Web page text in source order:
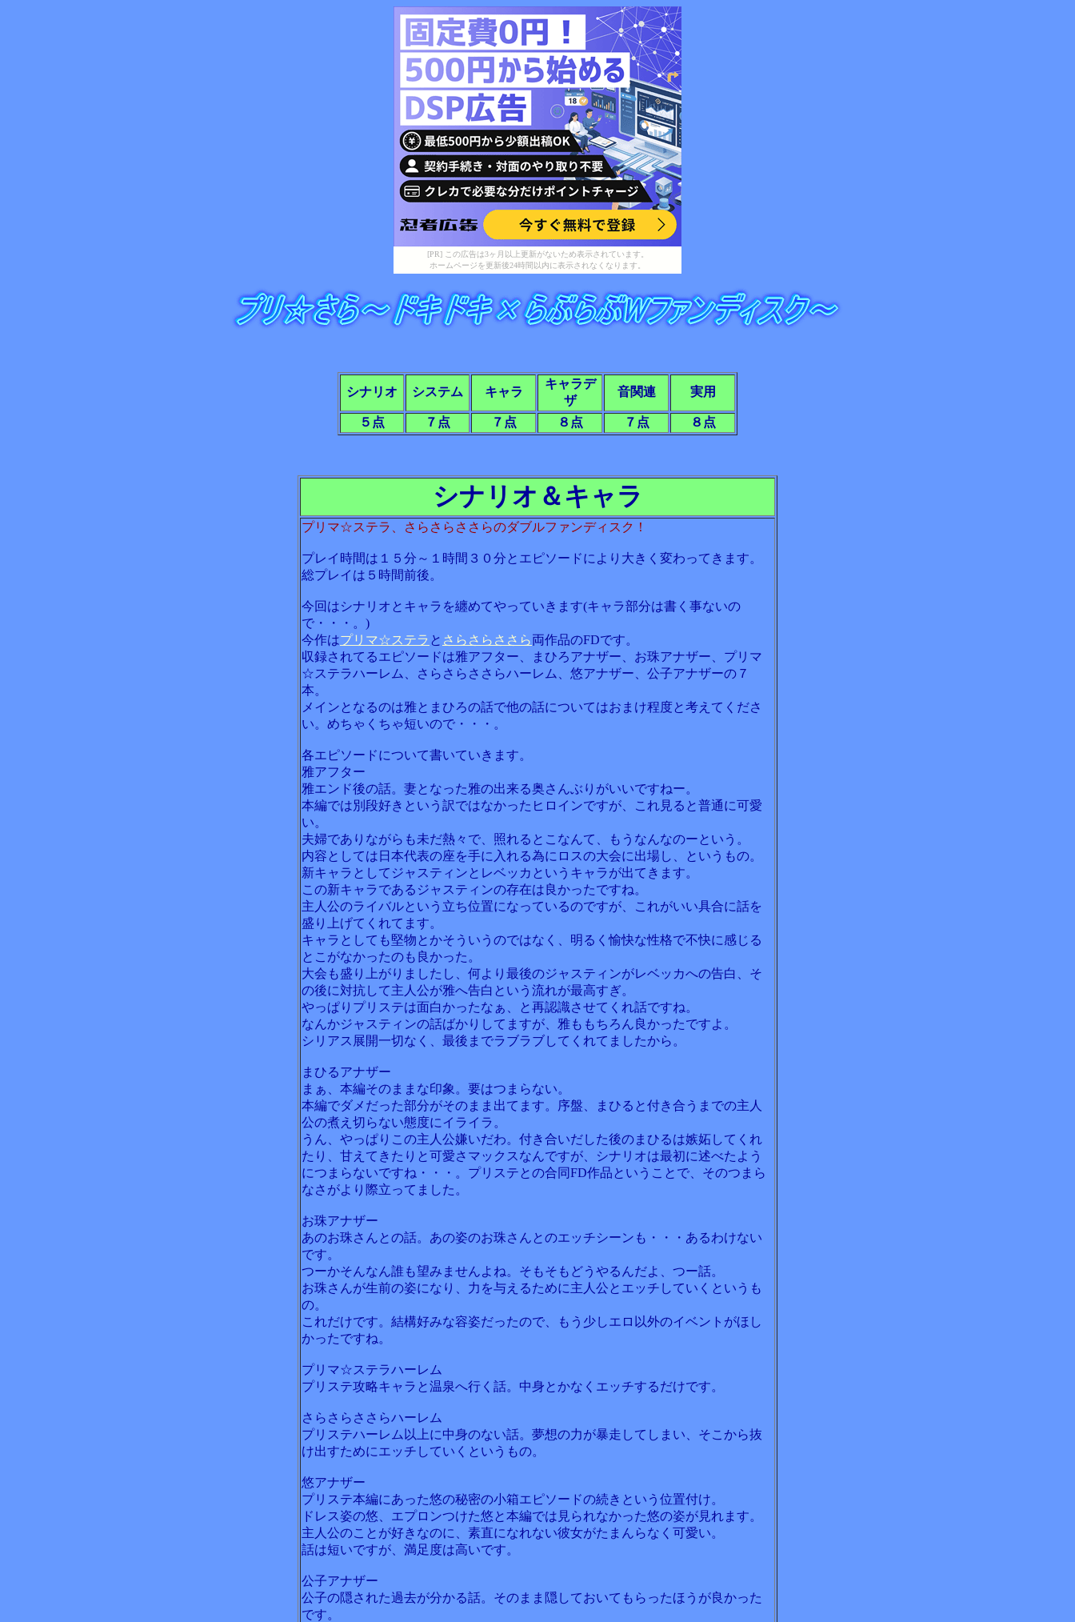
[PR] この広告は3ヶ月以上更新がないため表示されています。
ホームページを更新後24時間以内に表示されなくなります。
シナリオ システム キャラ
キャラデ
ザ
音関連 実用
５点 ７点 ７点 ８点 ７点 ８点
シナリオ＆キャラ
プリマ☆ステラ、さらさらささらのダブルファンディスク！
プレイ時間は１５分～１時間３０分とエピソードにより大きく変わってきます。
総プレイは５時間前後。
今回はシナリオとキャラを纏めてやっていきます(キャラ部分は書く事ないの
で・・・。)
今作はプリマ☆ステラ と さらさらささら両作品のFDです。
収録されてるエピソードは雅アフター、まひろアナザー、お珠アナザー、プリマ
☆ステラハーレム、さらさらささらハーレム、悠アナザー、公子アナザーの７
本。
メインとなるのは雅とまひろの話で他の話についてはおまけ程度と考えてくださ
い。めちゃくちゃ短いので・・・。
各エピソードについて書いていきます。
雅アフター
雅エンド後の話。妻となった雅の出来る奥さんぶりがいいですねー。
本編では別段好きという訳ではなかったヒロインですが、これ見ると普通に可愛
い。
夫婦でありながらも未だ熱々で、照れるとこなんて、もうなんなのーという。
内容としては日本代表の座を手に入れる為にロスの大会に出場し、というもの。
新キャラとしてジャスティンとレベッカというキャラが出てきます。
この新キャラであるジャスティンの存在は良かったですね。
主人公のライバルという立ち位置になっているのですが、これがいい具合に話を
盛り上げてくれてます。
キャラとしても堅物とかそういうのではなく、明るく愉快な性格で不快に感じる
とこがなかったのも良かった。
大会も盛り上がりましたし、何より最後のジャスティンがレベッカへの告白、そ
の後に対抗して主人公が雅へ告白という流れが最高すぎ。
やっぱりプリステは面白かったなぁ、と再認識させてくれ話ですね。
なんかジャスティンの話ばかりしてますが、雅ももちろん良かったですよ。
シリアス展開一切なく、最後までラブラブしてくれてましたから。
まひるアナザー
まぁ、本編そのままな印象。要はつまらない。
本編でダメだった部分がそのまま出てます。序盤、まひると付き合うまでの主人
公の煮え切らない態度にイライラ。
うん、やっぱりこの主人公嫌いだわ。付き合いだした後のまひるは嫉妬してくれ
たり、甘えてきたりと可愛さマックスなんですが、シナリオは最初に述べたよう
につまらないですね・・・。プリステとの合同FD作品ということで、そのつまら
なさがより際立ってました。
お珠アナザー
あのお珠さんとの話。あの姿のお珠さんとのエッチシーンも・・・あるわけない
です。
つーかそんなん誰も望みませんよね。そもそもどうやるんだよ、つー話。
お珠さんが生前の姿になり、力を与えるために主人公とエッチしていくというも
の。
これだけです。結構好みな容姿だったので、もう少しエロ以外のイベントがほし
かったですね。
プリマ☆ステラハーレム
プリステ攻略キャラと温泉へ行く話。中身とかなくエッチするだけです。
さらさらささらハーレム
プリステハーレム以上に中身のない話。夢想の力が暴走してしまい、そこから抜
け出すためにエッチしていくというもの。
悠アナザー
プリステ本編にあった悠の秘密の小箱エピソードの続きという位置付け。
ドレス姿の悠、エプロンつけた悠と本編では見られなかった悠の姿が見れます。
主人公のことが好きなのに、素直になれない彼女がたまんらなく可愛い。
話は短いですが、満足度は高いです。
公子アナザー
公子の隠された過去が分かる話。そのまま隠しておいてもらったほうが良かった
です。